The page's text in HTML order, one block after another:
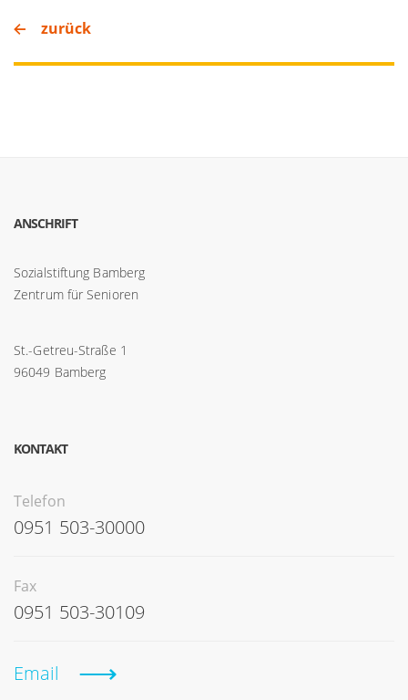
zurück
ANSCHRIFT
Sozialstiftung Bamberg
Zentrum für Senioren
St.-Getreu-Straße 1
96049 Bamberg
KONTAKT
Telefon
0951 503-30000
Fax
0951 503-30109
Email